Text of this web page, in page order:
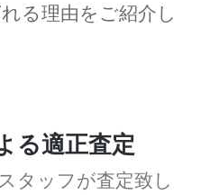
る理由をご紹介し
る適正査定
タッフが査定致し